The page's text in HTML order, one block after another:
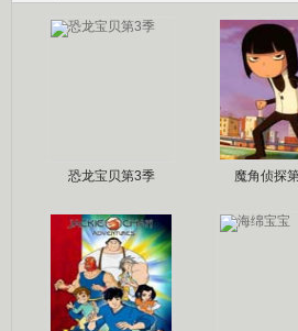
恐龙宝贝第3季 魔角侦探